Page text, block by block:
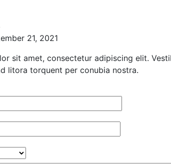
21, 2021
sit amet, consectetur adipiscing elit.
litora torquent per conubia nostra.